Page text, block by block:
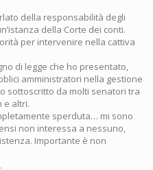
della responsabilità degli
della Corte dei conti.
per intervenire nella cattiva
di legge che ho presentato,
amministratori nella gestione
sottoscritto da molti senatori tra
e altri.
sperduta… mi sono
non interessa a nessuno,
Importante è non